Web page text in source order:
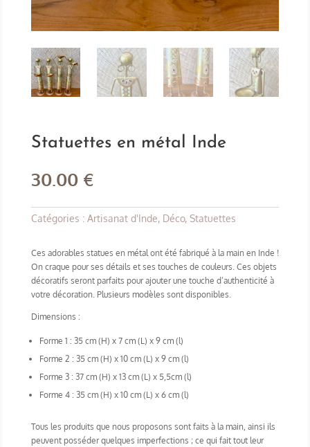
Statuettes en métal Inde
30.00 €
Catégories : Artisanat d'Inde, Déco, Statuettes
Ces adorables statues en métal ont été fabriqué à la main en Inde !
On craque pour ses détails et ses touches de couleurs. Ces objets
décoratifs seront parfaits pour ajouter une touche d’authenticité à
votre décoration. Plusieurs modèles sont disponibles.
Dimensions :
Forme 1 : 35 cm (H) x 7 cm (L) x 9 cm (l)
Forme 2 : 35 cm (H) x 10 cm (L) x 9 cm (l)
Forme 3 : 37 cm (H) x 13 cm (L) x 5,5cm (l)
Forme 4 : 35 cm (H) x 10 cm (L) x 6 cm (l)
Tous les produits que nous proposons sont faits à la main, ainsi ils
peuvent posséder quelques imperfections ; ce qui fait tout leur